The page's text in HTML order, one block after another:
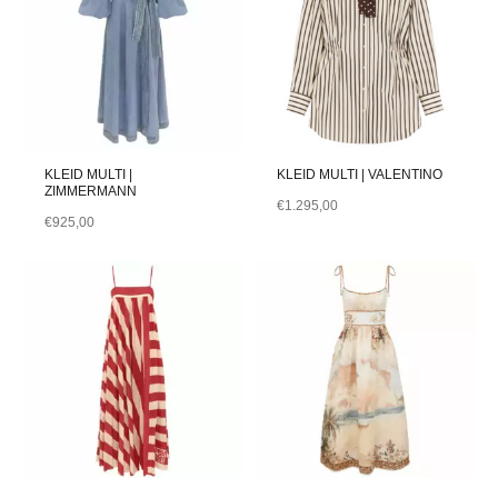
KLEID MULTI |
ZIMMERMANN
€925,00
KLEID MULTI | VALENTINO
€1.295,00